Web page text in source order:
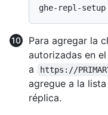
Para agregar la
autorizadas en
a
https://
agregue a la
réplica.